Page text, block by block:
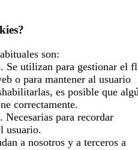
son:
Se utilizan para gestionar el
o para mantener al usuario
es posible que
correctamente.
Necesarias para recordar
usuario.
a nosotros y a terceros a